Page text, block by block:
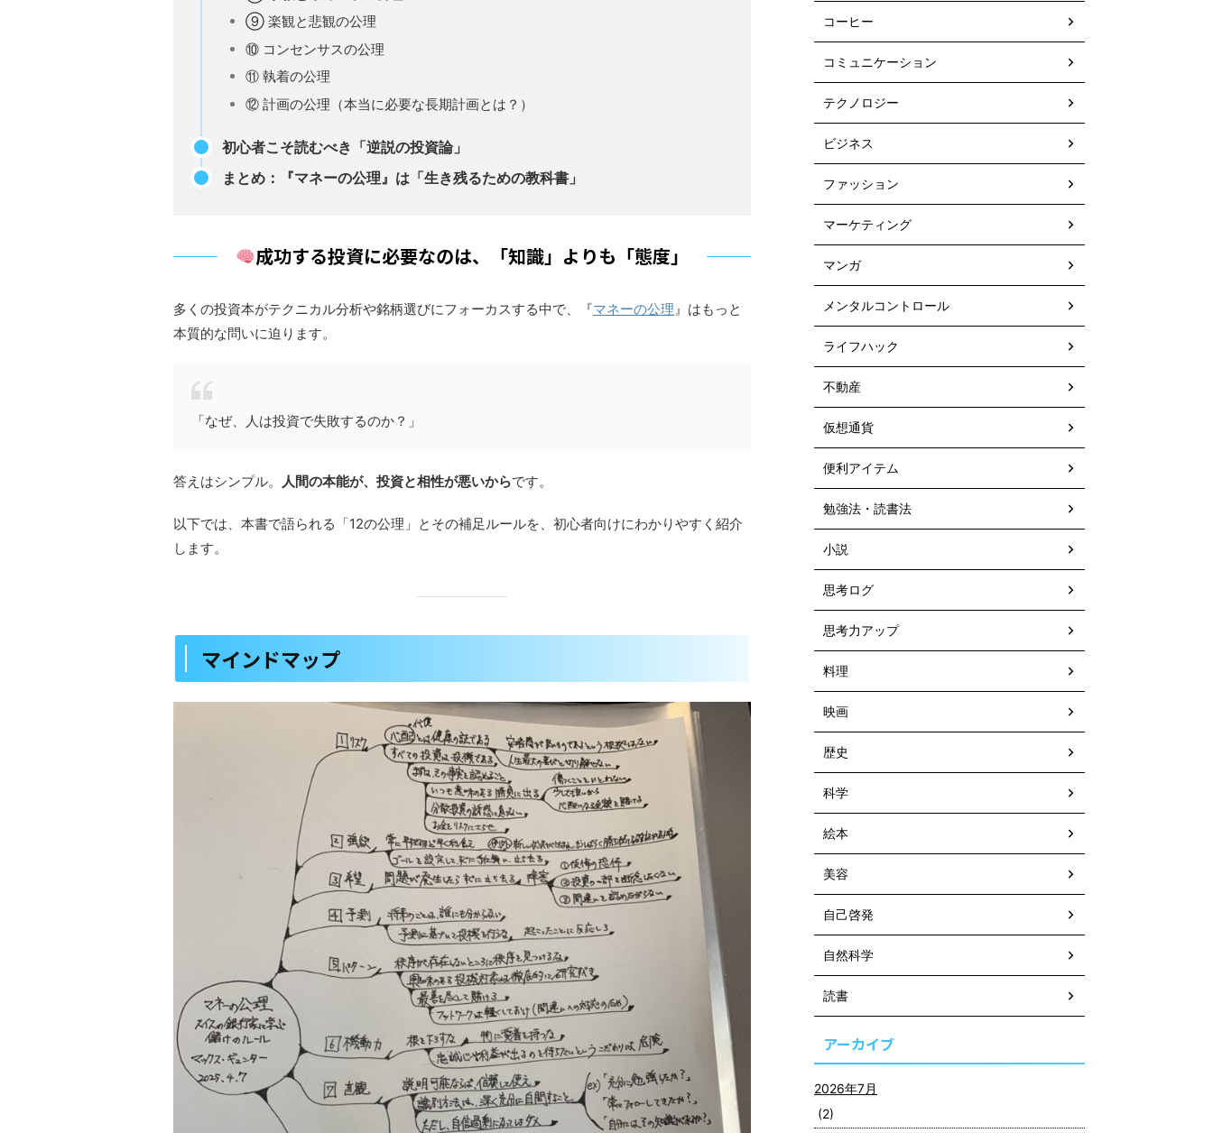
⑨ 楽観と悲観の公理
⑩ コンセンサスの公理
⑪ 執着の公理
⑫ 計画の公理（本当に必要な長期計画とは？）
初心者こそ読むべき「逆説の投資論」
まとめ：『マネーの公理』は「生き残るための教科書」
成功する投資に必要なのは、「知識」よりも「態度」
多くの投資本がテクニカル分析や銘柄選びにフォーカスする中で、『マネーの公理』はもっと
本質的な問いに迫ります。
「なぜ、人は投資で失敗するのか？」
答えはシンプル。 人間の本能が、投資と相性が悪いからです。
以下では、本書で語られる「12の公理」とその補足ルールを、初心者向けにわかりやすく紹介
します。
マインドマップ
コーヒー
コミュニケーション
テクノロジー
ビジネス
ファッション
マーケティング
マンガ
メンタルコントロール
ライフハック
不動産
仮想通貨
便利アイテム
勉強法・読書法
小説
思考ログ
思考力アップ
料理
映画
歴史
科学
絵本
美容
自己啓発
自然科学
読書
アーカイブ
2026年7月
(2)